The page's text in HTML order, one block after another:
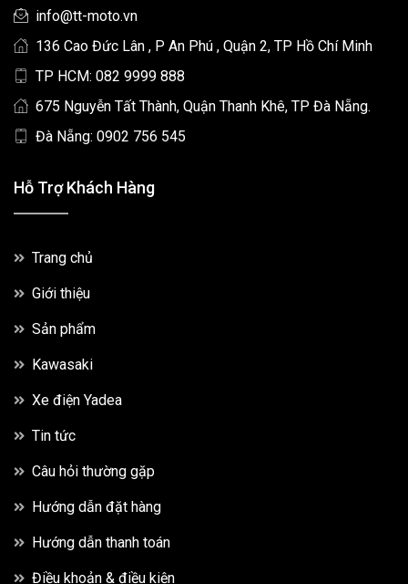
info@tt-moto.vn
136 Cao Đức Lân , P An Phú , Quận 2, TP Hồ Chí Minh
TP HCM: 082 9999 888
675 Nguyễn Tất Thành, Quận Thanh Khê, TP Đà Nẵng.
Đà Nẵng: 0902 756 545
Hỗ Trợ Khách Hàng
Trang chủ
Giới thiệu
Sản phẩm
Kawasaki
Xe điện Yadea
Tin tức
Câu hỏi thường gặp
Hướng dẫn đặt hàng
Hướng dẫn thanh toán
Điều khoản & điều kiện